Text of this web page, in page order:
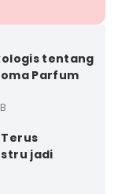
tentang
Parfum
jadi